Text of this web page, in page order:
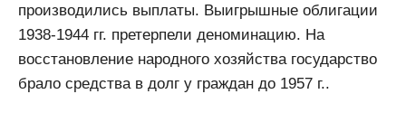
производились выплаты. Выигрышные облигации
1938-1944 гг. претерпели деноминацию. На
восстановление народного хозяйства государство
брало средства в долг у граждан до 1957 г..